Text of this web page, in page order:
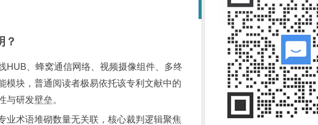
？
HUB、蜂窝通信网络、视频摄像组件、多终
模块，普通阅读者极易依托该专利文献中的
研发壁垒。
业术语堆砌数量无关联，核心裁判逻辑聚焦